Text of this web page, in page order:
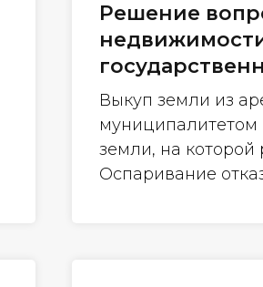
Решение
Выкуп земли из
земли, на
Оспаривание